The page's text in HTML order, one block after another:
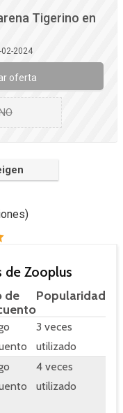
Tigerino en
2024
oferta
de Zooplus
de
Popularidad
3 veces
utilizado
4 veces
utilizado